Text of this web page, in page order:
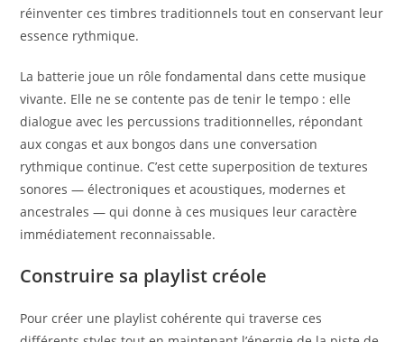
réinventer ces timbres traditionnels tout en conservant leur
essence rythmique.
La batterie joue un rôle fondamental dans cette musique
vivante. Elle ne se contente pas de tenir le tempo : elle
dialogue avec les percussions traditionnelles, répondant
aux congas et aux bongos dans une conversation
rythmique continue. C’est cette superposition de textures
sonores — électroniques et acoustiques, modernes et
ancestrales — qui donne à ces musiques leur caractère
immédiatement reconnaissable.
Construire sa playlist créole
Pour créer une playlist cohérente qui traverse ces